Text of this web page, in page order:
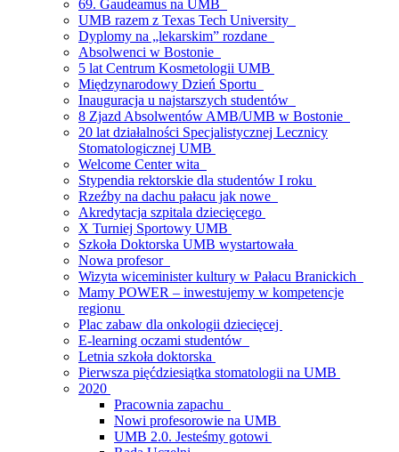
69. Gaudeamus na UMB
UMB razem z Texas Tech University
Dyplomy na „lekarskim” rozdane
Absolwenci w Bostonie
5 lat Centrum Kosmetologii UMB
Międzynarodowy Dzień Sportu
Inauguracja u najstarszych studentów
8 Zjazd Absolwentów AMB/UMB w Bostonie
20 lat działalności Specjalistycznej Lecznicy
Stomatologicznej UMB
Welcome Center wita
Stypendia rektorskie dla studentów I roku
Rzeźby na dachu pałacu jak nowe
Akredytacja szpitala dziecięcego
X Turniej Sportowy UMB
Szkoła Doktorska UMB wystartowała
Nowa profesor
Wizyta wiceminister kultury w Pałacu Branickich
Mamy POWER – inwestujemy w kompetencje
regionu
Plac zabaw dla onkologii dziecięcej
E-learning oczami studentów
Letnia szkoła doktorska
Pierwsza pięćdziesiątka stomatologii na UMB
2020
Pracownia zapachu
Nowi profesorowie na UMB
UMB 2.0. Jesteśmy gotowi